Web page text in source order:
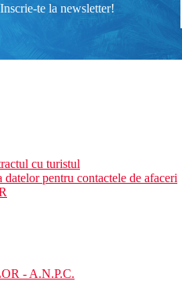
te la newsletter!
cu turistul
pentru contactele de afaceri
- A.N.P.C.